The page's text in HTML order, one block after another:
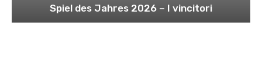
Spiel des Jahres 2026 – I vincitori